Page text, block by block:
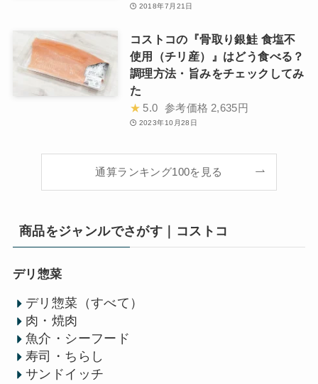
2018年7月21日
コストコの『骨取り銀鮭 食塩不
使用（チリ産）』はどう食べる？
調理方法・旨みをチェックしてみ
た
★ 5.0 参考価格 2,635円
2023年10月28日
通算ランキング100を見る
商品をジャンルでさがす｜コストコ
デリ惣菜
デリ惣菜（すべて）
肉・焼肉
魚介・シーフード
寿司・ちらし
サンドイッチ